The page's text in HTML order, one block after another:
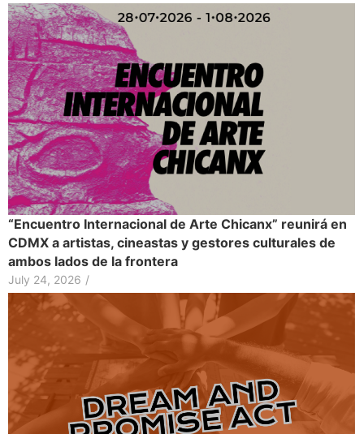
“Encuentro Internacional de Arte Chicanx” reunirá en
CDMX a artistas, cineastas y gestores culturales de
ambos lados de la frontera
July 24, 2026 /